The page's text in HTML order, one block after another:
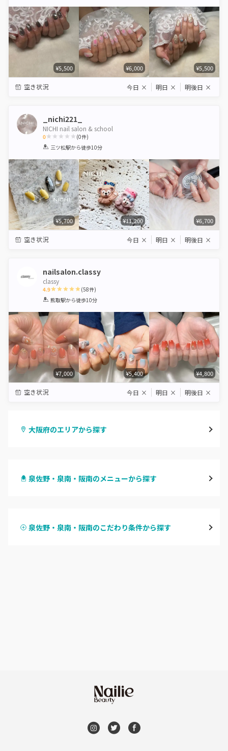
¥5,500 ¥6,000 ¥5,500
空き状況 今日 × 明日 × 明後日 ×
_nichi221_
NICHI nail salon & school
0
1 2 3 4 5
(0件)
三ツ松駅から徒歩10分
¥5,700 ¥11,200 ¥6,700
空き状況 今日 × 明日 × 明後日 ×
nailsalon.classy
classy
4.9
1 2 3 4 5
(58件)
熊取駅から徒歩10分
¥7,000 ¥5,400 ¥4,800
空き状況 今日 × 明日 × 明後日 ×
大阪府のエリアから探す
心斎橋・南船場・アメ村
泉佐野・泉南・阪南のメニューから探す
ハンドスカルプ
泉佐野・泉南・阪南のこだわり条件から探す